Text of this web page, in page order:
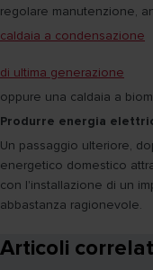
regolare manutenzione,
caldaia a condensazione
di ultima generazione
oppure una caldaia a
Produrre energia
Un passaggio ulteriore,
energetico domestico
con l'installazione di un
abbastanza ragionevole.
Articoli